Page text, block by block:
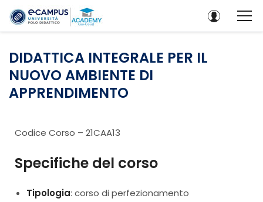
DIDATTICA INTEGRALE PER IL
NUOVO AMBIENTE DI
APPRENDIMENTO
Codice Corso – 21CAA13
Specifiche del corso
Tipologia: corso di perfezionamento